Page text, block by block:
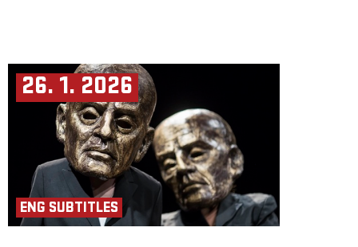
26. 1. 2026
ENG SUBTITLES